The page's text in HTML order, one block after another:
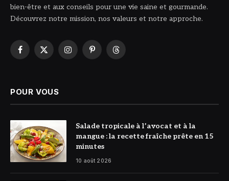
bien-être et aux conseils pour une vie saine et gourmande.
Découvrez notre mission, nos valeurs et notre approche.
Facebook
X
InstagramPinterestThreads
POUR VOUS
© DR
Salade tropicale à l’avocat et à la
mangue : la recette fraîche prête en 15
minutes
10 août 2026